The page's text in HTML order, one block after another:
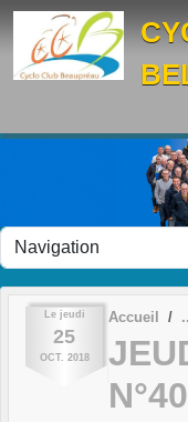
Le jeudi
25
OCT. 2018
Accueil
Panneau de gestion